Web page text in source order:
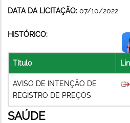
DATA DA LICITAÇÃO: 07/10/2022
HISTÓRICO:
Título
AVISO DE INTENÇÃO DE
REGISTRO DE PREÇOS
SAÚDE